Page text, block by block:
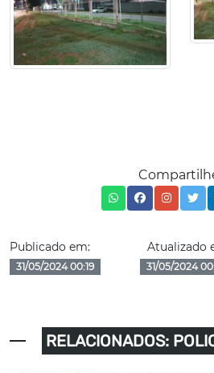
Publicado em:
31/05/2024 00:19
Atualizado
31/05/2024
RELACIONADOS: